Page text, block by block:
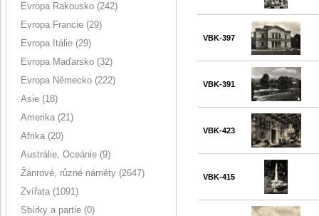
Evropa Rakousko (242)
Evropa Francie (29)
Evropa Itálie (29)
Evropa Maďarsko (32)
Evropa Německo (222)
Asie (18)
Amerika (21)
Afrika (20)
Austrálie, Oceánie (9)
Žánrové, různé náměty (2647)
Zvířata (1091)
Sbírky a partie (0)
VBK-397
VBK-391
VBK-423
VBK-415